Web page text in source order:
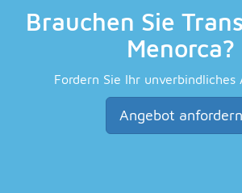
Brauchen Sie
Menorca?
Fordern Sie Ihr unverbindliches
Angebot anfordern